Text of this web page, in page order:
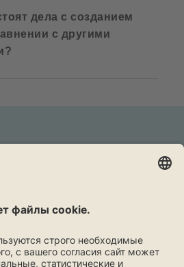
дела с созданием
с другими
больше!